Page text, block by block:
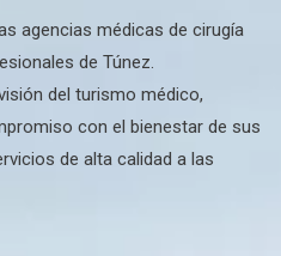
agencias médicas de cirugía
de Túnez.
del turismo médico,
con el bienestar de sus
de alta calidad a las